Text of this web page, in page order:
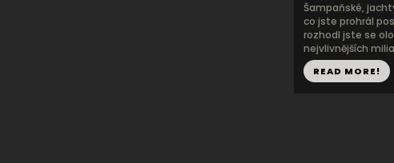
Šampaňské,
co jste prohrál
rozhodl jste se
nejvlivnějších
READ MORE!